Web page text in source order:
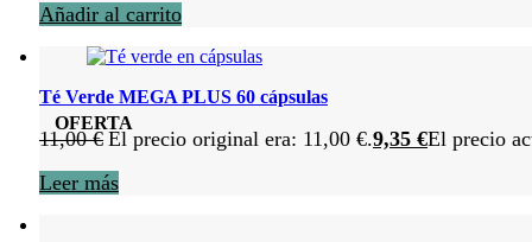
Añadir al carrito
OFERTA
Té Verde MEGA PLUS 60 cápsulas
11,00€ El precio original era: 11,00 €.9,35 €El precio
Leer más